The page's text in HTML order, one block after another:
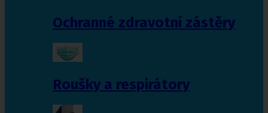
Ochranné zdravotní zástěry
Roušky a respirátory